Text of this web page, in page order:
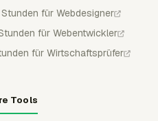
für Webdesigner
für Webentwickler
für Wirtschaftsprüfer
Tools